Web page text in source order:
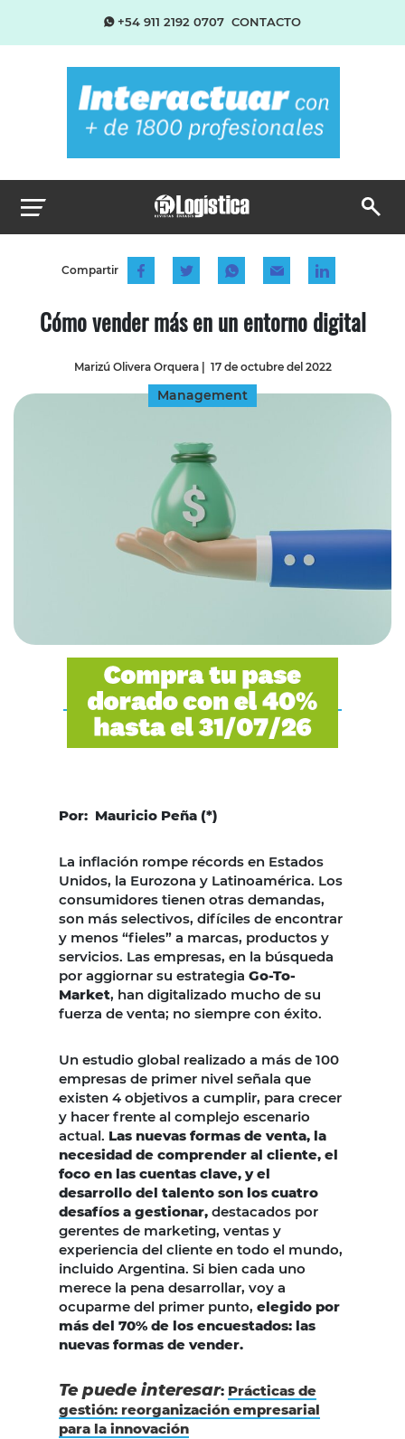
+54 911 2192 0707 CONTACTO
Compartir
Cómo vender más en un entorno digital
Marizú Olivera Orquera| 17 de octubre del 2022
Management
Por: Mauricio Peña (*)
La inflación rompe récords en Estados
Unidos, la Eurozona y Latinoamérica. Los
consumidores tienen otras demandas,
son más selectivos, difíciles de encontrar
y menos “fieles” a marcas, productos y
servicios. Las empresas, en la búsqueda
por aggiornar su estrategia Go-To-
Market, han digitalizado mucho de su
fuerza de venta; no siempre con éxito.
Un estudio global realizado a más de 100
empresas de primer nivel señala que
existen 4 objetivos a cumplir, para crecer
y hacer frente al complejo escenario
actual. Las nuevas formas de venta, la
necesidad de comprender al cliente, el
foco en las cuentas clave, y el
desarrollo del talento son los cuatro
desafíos a gestionar, destacados por
gerentes de marketing, ventas y
experiencia del cliente en todo el mundo,
incluido Argentina. Si bien cada uno
merece la pena desarrollar, voy a
ocuparme del primer punto, elegido por
más del 70% de los encuestados: las
nuevas formas de vender.
Te puede interesar: Prácticas de
gestión: reorganización empresarial
para la innovación